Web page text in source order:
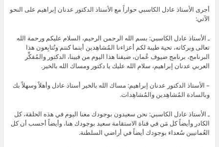
أجرى الأستاذ عادل الكاسبي حواراً مع الأستاذ الدكتور عدنان إبراهيم على النحو
الآتي:
ـ الأستاذ عادل الكاسبي: بسم الله الرحمن الرحيم، السلام عليكم ورحمة الله
تعالى وبركاته، تحية طيبة لكم أعزاءنا المُشاهِدين أينما كنتم وتُتابِعون هذا
البرنامج، برنامج ضيوف عُمان، ضيفنا هذا اليوم من فيينا، الدكتور والمُفكِّر
العربي عدنان إبراهيم، سلام الله عليك يا دكتور ومساك الله بالخير.
– الأستاذ الدكتور عدنان إبراهيم: مساك الله بالخير أستاذ عادل وأهلاً وسهلاً بك
وبالسادة المُشاهِدين والمُشاهِدات.
ـ الأستاذ عادل الكاسبي: نحن سعيدون بوجودك معنا اليوم في هذه الحلقة، كل
الكادر وأيضاً كل مَن في قناة الاستقامة سعيد بوجودك هنا، وأيضاً أحسب أن كل
العُمانيين سُعداء بوجودك أيضاً في أراضي السلطنة.